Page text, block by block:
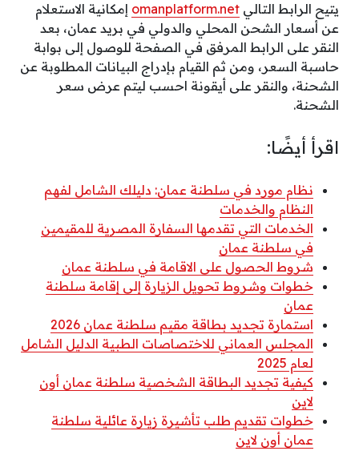
يتيح الرابط التالي omanplatform.net إمكانية الاستعلام
عن أسعار الشحن المحلي والدولي في بريد عمان، بعد
النقر على الرابط المرفق في الصفحة للوصول إلى بوابة
حاسبة السعر، ومن ثم القيام بإدراج البيانات المطلوبة عن
الشحنة، والنقر على أيقونة احسب ليتم عرض سعر
الشحنة.
اقرأ أيضًا:
نظام مورد في سلطنة عمان: دليلك الشامل لفهم
النظام والخدمات
الخدمات التي تقدمها السفارة المصرية للمقيمين
في سلطنة عمان
شروط الحصول على الاقامة في سلطنة عمان
خطوات وشروط تحويل الزيارة إلى إقامة سلطنة
عمان
استمارة تجديد بطاقة مقيم سلطنة عمان 2026
المجلس العماني للاختصاصات الطبية الدليل الشامل
لعام 2025
كيفية تجديد البطاقة الشخصية سلطنة عمان أون
لاين
خطوات تقديم طلب تأشيرة زيارة عائلية سلطنة
عمان أون لاين